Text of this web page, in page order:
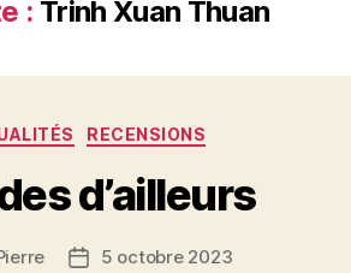
: Trinh Xuan Thuan
Catégories
RECENSIONS
d’ailleurs
Date5 octobre 2023